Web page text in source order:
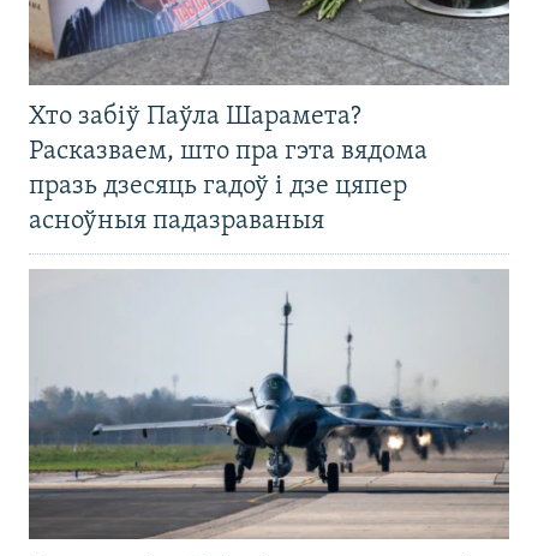
Хто забіў Паўла Шарамета?
Расказваем, што пра гэта вядома
празь дзесяць гадоў і дзе цяпер
асноўныя падазраваныя